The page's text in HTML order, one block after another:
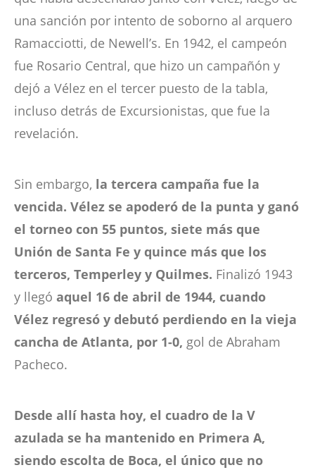
una sanción por intento de soborno al arquero
Ramacciotti, de Newell’s. En 1942, el campeón
fue Rosario Central, que hizo un campañón y
dejó a Vélez en el tercer puesto de la tabla,
incluso detrás de Excursionistas, que fue la
revelación.
Sin embargo, la tercera campaña fue la
vencida. Vélez se apoderó de la punta y ganó
el torneo con 55 puntos, siete más que
Unión de Santa Fe y quince más que los
terceros, Temperley y Quilmes. Finalizó 1943
y llegó aquel 16 de abril de 1944, cuando
Vélez regresó y debutó perdiendo en la vieja
cancha de Atlanta, por 1-0, gol de Abraham
Pacheco.
Desde allí hasta hoy, el cuadro de la V
azulada se ha mantenido en Primera A,
siendo escolta de Boca, el único que no